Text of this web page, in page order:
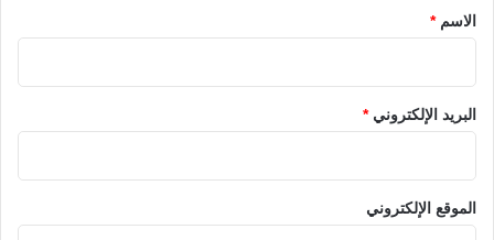
*الاسم*
البريد الإلكتروني*
الموقع الإلكتروني